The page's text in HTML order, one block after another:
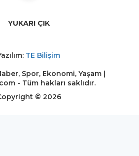
YUKARI ÇIK
TE Bilişim
Spor, Ekonomi, Yaşam |
- Tüm hakları saklıdır.
© 2026